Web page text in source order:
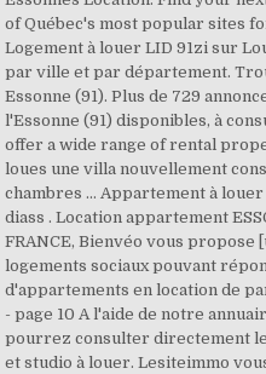
of Québec's most popular sites
Logement à louer LID 91zi sur
par ville et par département.
Essonne (91). Plus de 729
l'Essonne (91) disponibles, à
offer a wide range of rental
loues une villa nouvellement
chambres … Appartement à
diass . Location appartement
FRANCE, Bienvéo vous
logements sociaux pouvant
d'appartements en location de
- page 10 A l'aide de notre
pourrez consulter directement
et studio à louer. Lesiteimmo